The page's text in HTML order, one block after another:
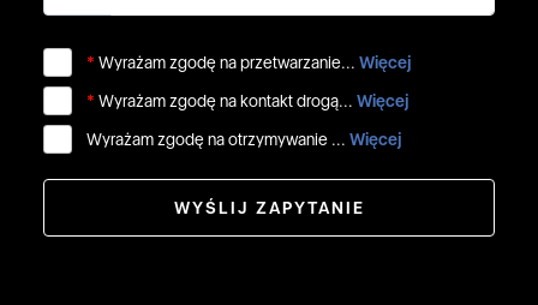
* Wyrażam zgodę na przetwarzanie... Więcej
* Wyrażam zgodę na kontakt drogą... Więcej
Wyrażam zgodę na otrzymywanie ... Więcej
WYŚLIJ ZAPYTANIE